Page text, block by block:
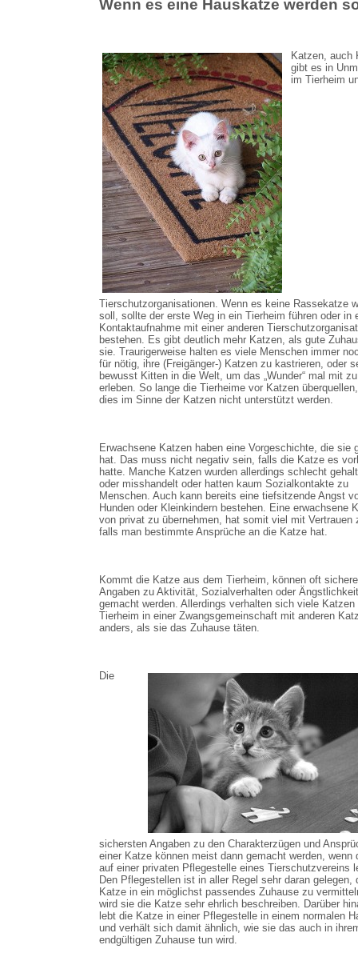
Wenn es eine Hauskatze werden
Katzen, auch
gibt es in
im Tierheim
Tierschutzorganisationen. Wenn es keine Rassekatze
soll, sollte der erste Weg in ein Tierheim führen oder in
Kontaktaufnahme mit einer anderen
bestehen. Es gibt deutlich mehr Katzen, als gute
sie. Traurigerweise halten es viele Menschen immer
für nötig, ihre (Freigänger-) Katzen zu kastrieren, oder
bewusst Kitten in die Welt, um das „Wunder“ mal mit zu
erleben. So lange die Tierheime vor Katzen
dies im Sinne der Katzen nicht unterstützt werden.
Erwachsene Katzen haben eine Vorgeschichte, die sie
hat. Das muss nicht negativ sein, falls die Katze es
hatte. Manche Katzen wurden allerdings schlecht
oder misshandelt oder hatten kaum Sozialkontakte zu
Menschen. Auch kann bereits eine tiefsitzende Angst
Hunden oder Kleinkindern bestehen. Eine erwachsene
von privat zu übernehmen, hat somit viel mit Vertrauen
falls man bestimmte Ansprüche an die Katze hat.
Kommt die Katze aus dem Tierheim, können oft sichere
Angaben zu Aktivität, Sozialverhalten oder Ängstlichkeit
gemacht werden. Allerdings verhalten sich viele Katzen
Tierheim in einer Zwangsgemeinschaft mit anderen
anders, als sie das Zuhause täten.
Die
sichersten Angaben zu den Charakterzügen und
einer Katze können meist dann gemacht werden, wenn
auf einer privaten Pflegestelle eines Tierschutzvereins
Den Pflegestellen ist in aller Regel sehr daran gelegen,
Katze in ein möglichst passendes Zuhause zu
wird sie die Katze sehr ehrlich beschreiben. Darüber
lebt die Katze in einer Pflegestelle in einem normalen
und verhält sich damit ähnlich, wie sie das auch in
endgültigen Zuhause tun wird.